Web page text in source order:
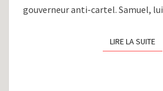
gouverneur anti-cartel. Samuel,
LIRE LA SUITE